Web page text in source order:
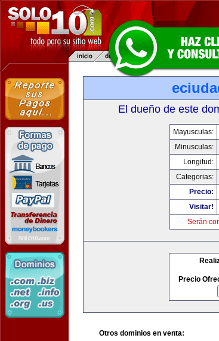
El dueño de este
Mayusculas:
Minusculas:
Longitud:
Categorias:
Precio:
Visitar!
Serán
Precio
Otros dominios en venta: